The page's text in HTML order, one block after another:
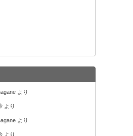
より
より
より
より